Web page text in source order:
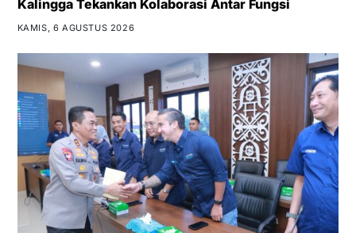
Kalingga Tekankan Kolaborasi Antar Fungsi
KAMIS, 6 AGUSTUS 2026